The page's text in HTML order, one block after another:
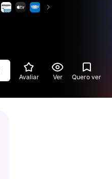
Avaliar Ver Quero ver